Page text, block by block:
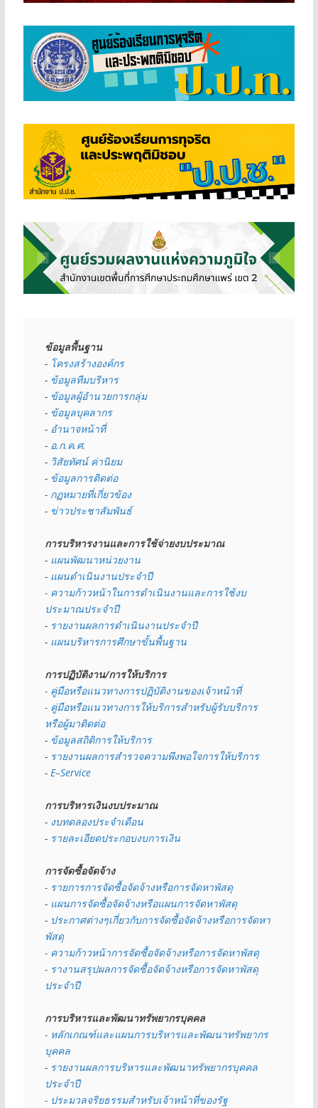
ข้อมูลพื้นฐาน
- โครงสร้างองค์กร
- ข้อมูลทีมบริหาร
- ข้อมูลผู้อำนวยการกลุ่ม
- ข้อมูลบุคลากร
- อำนาจหน้าที่
- อ.ก.ค.ศ.
- วิสัยทัศน์ ค่านิยม
- ข้อมูลการติดต่อ
- กฏหมายที่เกี่ยวข้อง
- ข่าวประชาสัมพันธ์
การบริหารงานและการใช้จ่ายงบประมาณ
- แผนพัฒนาหน่วยงาน
- แผนดำเนินงานประจำปี
- ความก้าวหน้าในการดำเนินงานและการใช้งบ
ประมาณประจำปี
- รายงานผลการดำเนินงานประจำปี
- แผนบริหารการศึกษาขั้นพื้นฐาน
การปฏิบัติงาน/การให้บริการ
- คู่มือหรือแนวทางการปฏิบัติงานของเจ้าหน้าที่
- คู่มือหรือแนวทางการให้บริการสำหรับผู้รับบริการ
หรือผู้มาติดต่อ
- ข้อมูลสถิติการให้บริการ
- รายงานผลการสำรวจความพึงพอใจการให้บริการ
- E–Service
การบริหารเงินงบประมาณ
- งบทดลองประจำเดือน
- รายละเอียดประกอบงบการเงิน
การจัดซื้อจัดจ้าง
- รายการการจัดซื้อจัดจ้างหรือการจัดหาพัสดุ
- แผนการจัดซื้อจัดจ้างหรือแผนการจัดหาพัสดุ
- ประกาศต่างๆเกี่ยวกับการจัดซื้อจัดจ้างหรือการจัดหา
พัสดุ
- ความก้าวหน้าการจัดซื้อจัดจ้างหรือการจัดหาพัสดุ
- รางานสรุปผลการจัดซื้อจัดจ้างหรือการจัดหาพัสดุ
ประจำปี
การบริหารและพัฒนาทรัพยากรบุคคล
- หลักเกณฑ์และแผนการบริหารและพัฒนาทรัพยากร
บุคคล
- รายงานผลการบริหารและพัฒนาทรัพยากรบุคคล
ประจำปี
- ประมวลจริยธรรมสำหรับเจ้าหน้าที่ของรัฐ